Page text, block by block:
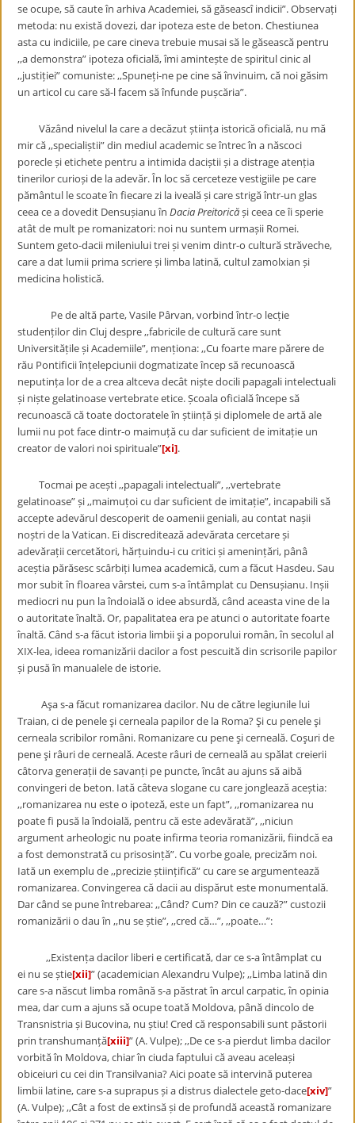
se ocupe, să caute în arhiva Academiei, să găseascî indicii”. Observați
metoda: nu există dovezi, dar ipoteza este de beton. Chestiunea
asta cu indiciile, pe care cineva trebuie musai să le găsească pentru
,,a demonstra” ipoteza oficială, îmi amintește de spiritul cinic al
,,justiției” comuniste: ,,Spuneți-ne pe cine să învinuim, că noi găsim
un articol cu care să-l facem să înfunde pușcăria”.
Văzând nivelul la care a decăzut știința istorică oficială, nu mă
mir că ,,specialiștii” din mediul academic se întrec în a născoci
porecle și etichete pentru a intimida daciștii și a distrage atenția
tinerilor curioși de la adevăr. În loc să cerceteze vestigiile pe care
pământul le scoate în fiecare zi la iveală și care strigă într-un glas
ceea ce a dovedit Densușianu înDacia Preitoricăși ceea ce îi sperie
atât de mult pe romanizatori: noi nu suntem urmașii Romei.
Suntem geto-dacii mileniului trei și venim dintr-o cultură străveche,
care a dat lumii prima scriere și limba latină, cultul zamolxian și
medicina holistică.
Pe de altă parte, Vasile Pârvan, vorbind într-o lecție
studenților din Cluj despre ,,fabricile de cultură care sunt
Universitățile și Academiile”, menționa: ,,Cu foarte mare părere de
rău Pontificii înțelepciunii dogmatizate încep să recunoască
neputința lor de a crea altceva decât niște docili papagali intelectuali
și niște gelatinoase vertebrate etice. Școala oficială începe să
recunoască că toate doctoratele în știință și diplomele de artă ale
lumii nu pot face dintr-o maimuță cu dar suficient de imitație un
creator de valori noi spirituale”[xi].
Tocmai pe acești ,,papagali intelectuali”, ,,vertebrate
gelatinoase” și ,,maimuțoi cu dar suficient de imitație”, incapabili să
accepte adevărul descoperit de oamenii geniali, au contat nașii
noștri de la Vatican. Ei discreditează adevărata cercetare și
adevărații cercetători, hărțuindu-i cu critici și amenințări, pânâ
aceștia părăsesc scârbiți lumea academică, cum a făcut Hasdeu. Sau
mor subit în floarea vârstei, cum s-a întâmplat cu Densușianu. Inșii
mediocri nu pun la îndoială o idee absurdă, când aceasta vine de la
o autoritate înaltă. Or, papalitatea era pe atunci o autoritate foarte
înaltă. Când s-a făcut istoria limbii şi a poporului român, în secolul al
XIX-lea, ideea romanizării dacilor a fost pescuită din scrisorile papilor
și pusă în manualele de istorie.
Aşa s-a făcut romanizarea dacilor. Nu de către legiunile lui
Traian, ci de penele şi cerneala papilor de la Roma? Şi cu penele şi
cerneala scribilor români. Romanizare cu pene şi cerneală. Coşuri de
pene şi râuri de cerneală. Aceste râuri de cerneală au spălat creierii
câtorva generații de savanți pe puncte, încât au ajuns să aibă
convingeri de beton. Iată câteva slogane cu care jonglează aceștia:
,,romanizarea nu este o ipoteză, este un fapt”, ,,romanizarea nu
poate fi pusă la îndoială, pentru că este adevărată”, ,,niciun
argument arheologic nu poate infirma teoria romanizării, fiindcă ea
a fost demonstrată cu prisosință”. Cu vorbe goale, precizăm noi.
Iată un exemplu de ,,precizie științifică” cu care se argumentează
romanizarea. Convingerea că dacii au dispărut este monumentală.
Dar când se pune întrebarea: ,,Când? Cum? Din ce cauză?” custozii
romanizării o dau în ,,nu se știe”, ,,cred că…”, ,,poate…”:
,,Existența dacilor liberi e certificată, dar ce s-a întâmplat cu
ei nu se știe[xii]” (academician Alexandru Vulpe); ,,Limba latină din
care s-a născut limba română s-a păstrat în arcul carpatic, în opinia
mea, dar cum a ajuns să ocupe toată Moldova, până dincolo de
Transnistria și Bucovina, nu știu! Cred că responsabili sunt păstorii
prin transhumanță[xiii]” (A. Vulpe); ,,De ce s-a pierdut limba dacilor
vorbită în Moldova, chiar în ciuda faptului că aveau aceleași
obiceiuri cu cei din Transilvania? Aici poate să intervină puterea
limbii latine, care s-a suprapus și a distrus dialectele geto-dace[xiv]”
(A. Vulpe); ,,Cât a fost de extinsă și de profundă această romanizare